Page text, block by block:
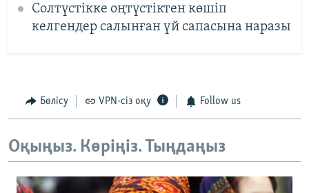
Солтүстікке оңтүстіктен көшіп
келгендер салынған үй сапасына наразы
Бөлісу VPN-сіз оқу Follow us
Оқыңыз. Көріңіз. Тыңдаңыз